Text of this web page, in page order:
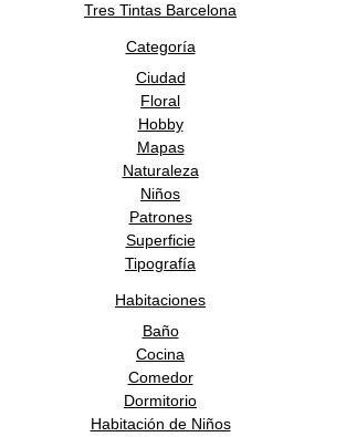
Tres Tintas Barcelona
Categoría
Ciudad
Floral
Hobby
Mapas
Naturaleza
Niños
Patrones
Superficie
Tipografía
Habitaciones
Baño
Cocina
Comedor
Dormitorio
Habitación de Niños